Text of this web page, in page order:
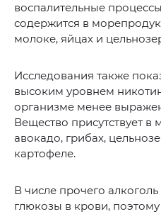
воспалительные
содержится в
молоке, яйцах и
Исследования также
высоким уровнем
организме менее
Вещество присутствует в
авокадо, грибах,
картофеле.
В числе прочего
глюкозы в крови,